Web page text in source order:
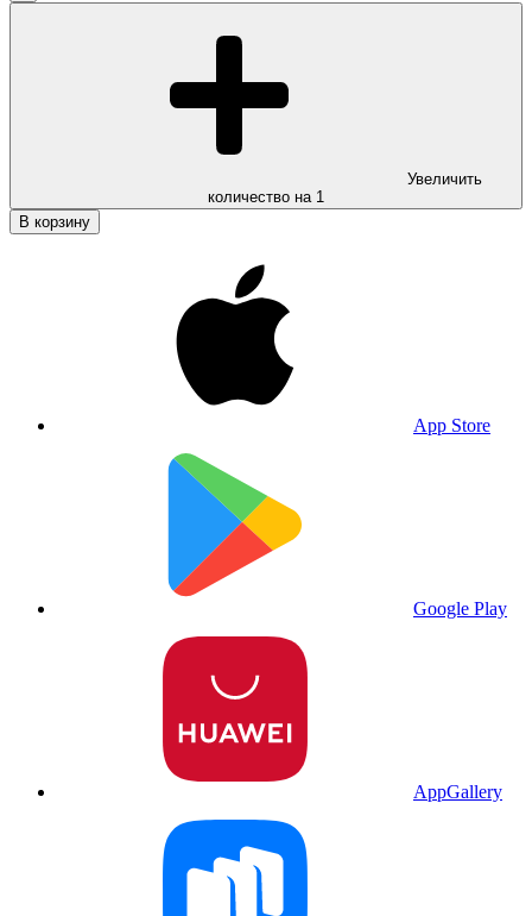
Увеличить
количество на 1
В корзину
App Store
Google Play
AppGallery